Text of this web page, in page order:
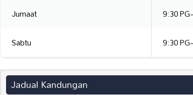
Jumaat
9:30
Sabtu
9:30
Jadual Kandungan